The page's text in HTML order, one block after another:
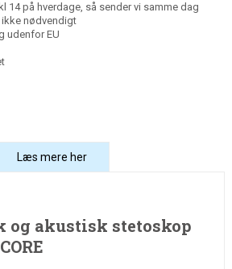
14 på hverdage, så sender vi samme dag
ikke nødvendigt
udenfor EU
Læs mere her
og akustisk stetoskop